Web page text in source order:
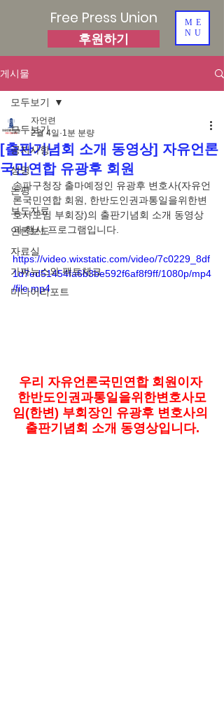
Free Press Union
후원하기
ME
NU
게시물
모두보기
공지사항
성명
논평
보도자료
언론보도
자료실
가짜뉴스와 팩트체크
미디어리포트
모두보기
[출판기념회 소개 동영상] 자유언론
국민연합 유광후 회원
자언련
2월 4일 1분 분량
송파구청장 출마예정인 유광후 변호사(자유언
론국민연합 회원, 한반도인권과통일을위한변
호사모임 부회장)의 출판기념회 소개 동영상
과 행사 프로그램입니다.
https://video.wixstatic.com/video/7c0229_8df
1d7ed51454fa6b3be592f6af8f9ff/1080p/mp4
/file.mp4
우리 자유언론국민연합 회원이자
한반도인권과통일을위한변호사모
임(한변) 부회장인 유광후 변호사의
출판기념회 소개 동영상입니다.